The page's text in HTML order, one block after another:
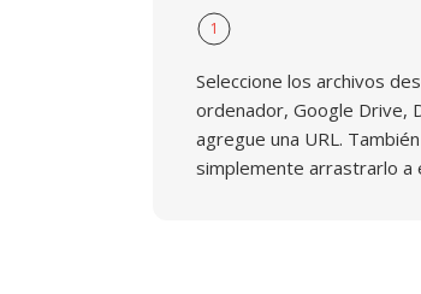
1
Seleccione los archivos
ordenador, Google Drive,
agregue una URL.
simplemente arrastrarlo a